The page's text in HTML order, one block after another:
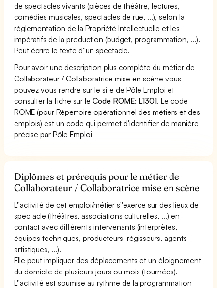
de spectacles vivants (pièces de théâtre, lectures,
comédies musicales, spectacles de rue, ...), selon la
réglementation de la Propriété Intellectuelle et les
impératifs de la production (budget, programmation, ...).
Peut écrire le texte d''un spectacle.
Pour avoir une description plus complète du métier de
Collaborateur / Collaboratrice mise en scène vous
pouvez vous rendre sur le site de Pôle Emploi et
consulter la fiche sur leCode ROME: L1301. Le code
ROME (pour Répertoire opérationnel des métiers et des
emplois) est un code qui permet d'identifier de manière
précise par Pôle Emploi
Diplômes et prérequis pour le métier de
Collaborateur / Collaboratrice mise en scène
L''activité de cet emploi/métier s''exerce sur des lieux de
spectacle (théâtres, associations culturelles, ...) en
contact avec différents intervenants (interprètes,
équipes techniques, producteurs, régisseurs, agents
artistiques, ...).
Elle peut impliquer des déplacements et un éloignement
du domicile de plusieurs jours ou mois (tournées).
L''activité est soumise au rythme de la programmation